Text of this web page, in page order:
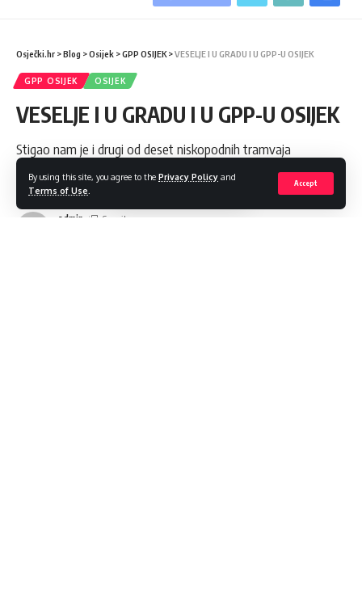
By using this site, you agree to the Privacy Policy and
Terms of Use
Accept
Osječki.hr >Blog >Osijek >GPP OSIJEK>VESELJE I U GRADU I U GPP-U OSIJEK
GPP OSIJEK OSIJEK
VESELJE I U GRADU I U GPP-U OSIJEK
Stigao nam je i drugi od deset niskopodnih tramvaja
admin
Share 1 Min Read